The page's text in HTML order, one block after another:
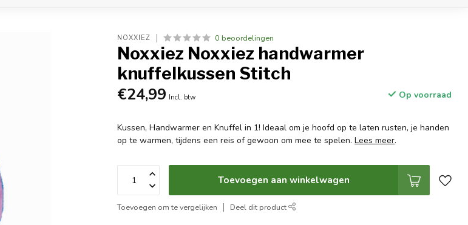
NOXXIEZ 0 beoordelingen
Noxxiez Noxxiez handwarmer
knuffelkussen Stitch
€24,99 Incl. btw Op voorraad
Kussen, Handwarmer en Knuffel in 1! Ideaal om je hoofd op te laten rusten, je handen
op te warmen, tijdens een reis of gewoon om mee te spelen.Lees meer.
Toevoegen aan winkelwagen
Toevoegen om te vergelijken Deel dit product